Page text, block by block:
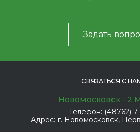
Задать
СВЯЗАТЬСЯ С
Новомосковск - 2
Телефон: (48762)
Адрес: г. Новомосковск,